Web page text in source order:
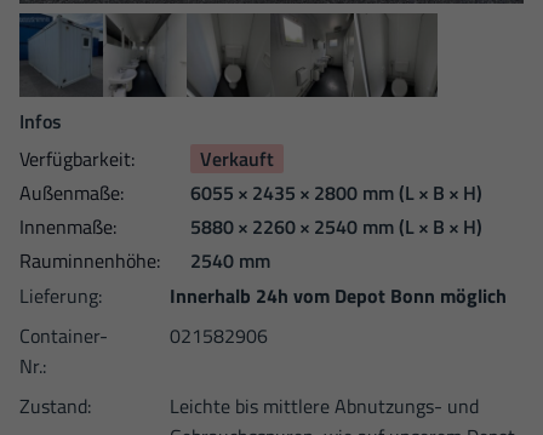
Infos
Verfügbarkeit:
Verkauft
Außen­maße:
6055 × 2435 × 2800 mm(L × B × H)
Innen­maße:
5880 × 2260 × 2540 mm(L × B × H)
Raum­innen­höhe:
2540 mm
Lieferung:
Innerhalb 24h vom Depot Bonn möglich
Container-
Nr.:
021582906
Zustand:
Leichte bis mittlere Abnutzungs- und